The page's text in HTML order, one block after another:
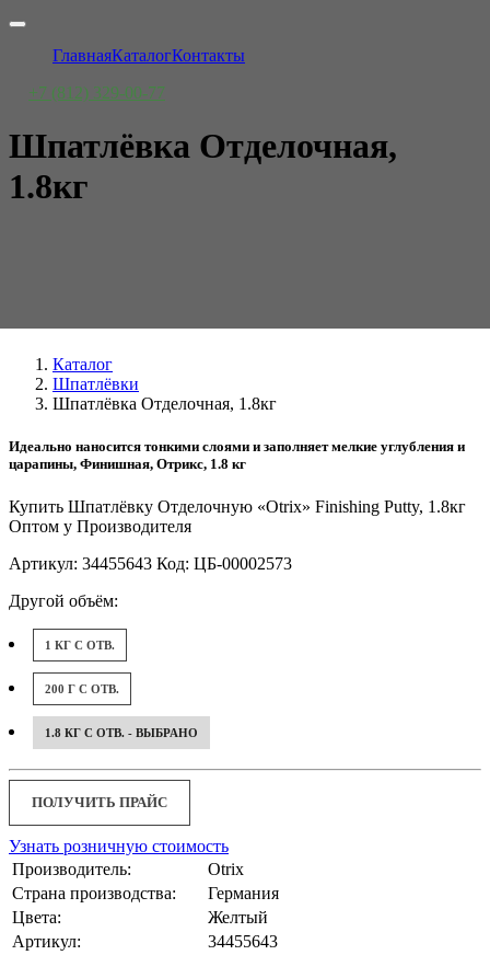
ГлавнаяКаталогКонтакты
+7 (812) 329-00-77
Шпатлёвка Отделочная,
1.8кг
Каталог
Шпатлёвки
Шпатлёвка Отделочная, 1.8кг
Идеально наносится тонкими слоями и заполняет мелкие углубления и
царапины, Финишная, Отрикс, 1.8 кг
Купить Шпатлёвку Отделочную «Otrix» Finishing Putty, 1.8кг
Оптом у Производителя
Артикул: 34455643 Код: ЦБ-00002573
Другой объём:
1 КГ С ОТВ.
200 Г С ОТВ.
1.8 КГ С ОТВ. - ВЫБРАНО
ПОЛУЧИТЬ ПРАЙС
Узнать розничную стоимость
Производитель:
Otrix
Страна производства:
Германия
Цвета:
Желтый
Артикул:
34455643